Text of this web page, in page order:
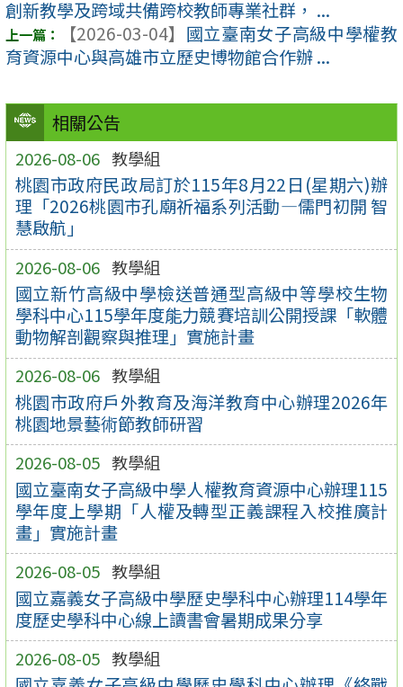
相關公告
2026-08-06 教學組
桃園市政府民政局訂於115年8月22日(星期六)辦
理「2026桃園市孔廟祈福系列活動—儒門初開 智
慧啟航」
2026-08-06 教學組
國立新竹高級中學檢送普通型高級中等學校生物
學科中心115學年度能力競賽培訓公開授課「軟體
動物解剖觀察與推理」實施計畫
2026-08-06 教學組
桃園市政府戶外教育及海洋教育中心辦理2026年
桃園地景藝術節教師研習
2026-08-05 教學組
國立臺南女子高級中學人權教育資源中心辦理115
學年度上學期「人權及轉型正義課程入校推廣計
畫」實施計畫
2026-08-05 教學組
國立嘉義女子高級中學歷史學科中心辦理114學年
度歷史學科中心線上讀書會暑期成果分享
2026-08-05 教學組
創新教學及跨域共備跨校教師專業社群， ...
【2026-03-04】 國立臺南女子高級中學權教
育資源中心與高雄市立歷史博物館合作辦 ...